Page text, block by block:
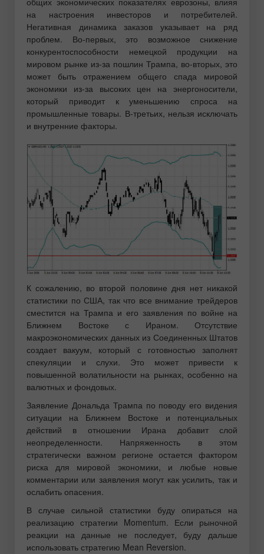
на настроения инвесторов и потребителей.
Негативная динамика заказов указывает на ряд
проблем. Во-первых, это возможное снижение
конкурентоспособности немецкой продукции на
мировом рынке из-за пошлин Трампа, во-вторых, это
может быть отражением общего спада мировой
экономики из-за высоких цен на энергоносители,
который приводит к уменьшению спроса на
промышленные товары. В-третьих, нельзя исключать
и внутренние факторы.
К сожалению, во второй половине дня нет никакой
статистики по США, так что все внимание трейдеров
сместится на Трампа и его заявления по войне на
Ближнем Востоке с Ираном. Отсутствие
макроэкономических данных из Соединенных Штатов
создает вакуум, который с готовностью заполнят
спекуляции и слухи. Это может привести к
повышенной волатильности на рынках, особенно на
валютных и фондовых.
Заявление Дональда Трампа по поводу его видения
ситуации на Ближнем Востоке и потенциальных
действий в отношении Ирана добавит слой
неопределенности. Напряженность в этом
стратегически важном регионе остается фактором
риска для мировой экономики, и любые новые
комментарии или заявления могут как усилить, так и
ослабить опасения.
В случае сильной статистики буду опираться на
реализацию стратегии Momentum. Если рыночной
реакции на данные не последует, буду дальше
использовать стратегию Mean Reversion.